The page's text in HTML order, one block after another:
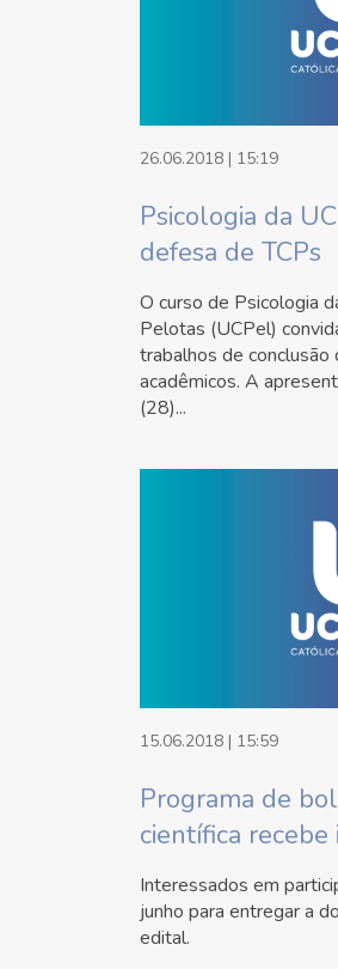
26.06.2018 | 15:19
Psicologia da
defesa de TCPs
O curso de Psicologia
Pelotas (UCPel)
trabalhos de conclusão
acadêmicos. A
(28)...
15.06.2018 | 15:59
Programa de
científica recebe
Interessados em
junho para entregar a
edital.